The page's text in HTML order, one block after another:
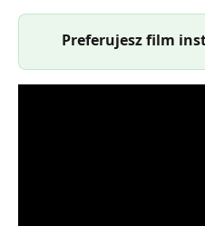
Preferujesz film